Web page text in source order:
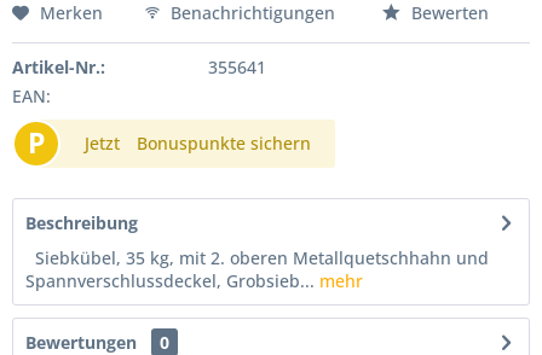
Merken Benachrichtigungen Bewerten
Artikel-Nr.:
355641
EAN:
P Jetzt Bonuspunkte sichern
Beschreibung
Siebkübel, 35 kg, mit 2. oberen Metallquetschhahn und
Spannverschlussdeckel, Grobsieb... mehr
Bewertungen
0